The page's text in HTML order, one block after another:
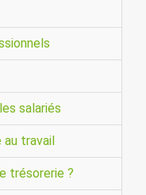
salariés
au travail
trésorerie ?